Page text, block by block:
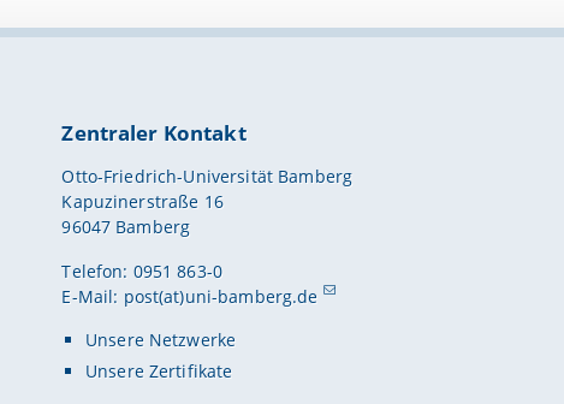
Zentraler Kontakt
Otto-Friedrich-Universität Bamberg
Kapuzinerstraße 16
96047 Bamberg
Telefon: 0951 863-0
E-Mail: post(at)uni-bamberg.de
Unsere Netzwerke
Unsere Zertifikate